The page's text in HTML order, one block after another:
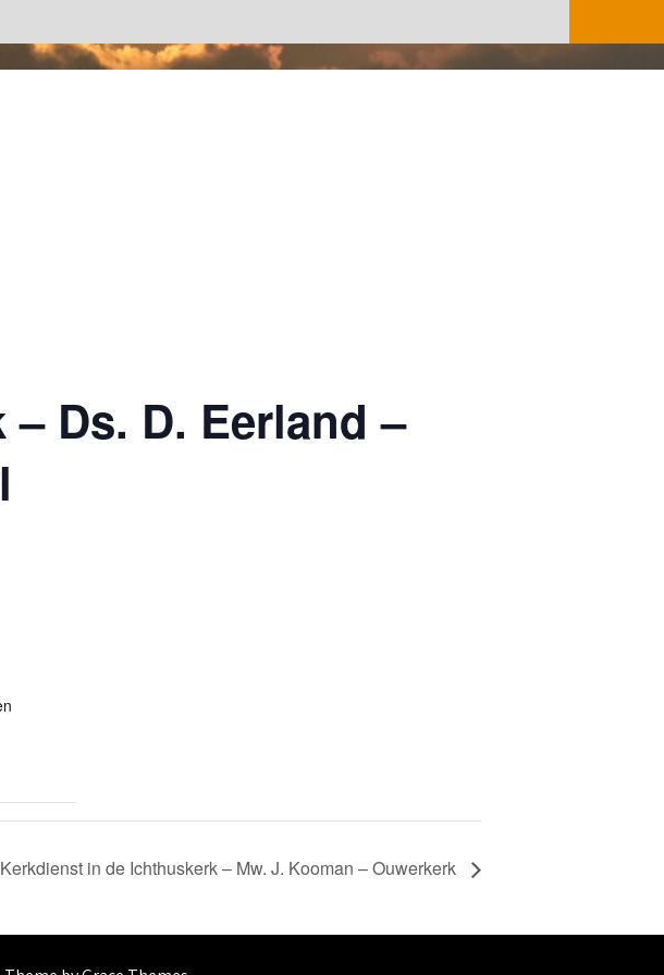
Ds. D. Eerland –
Kerkdienst in de Ichthuskerk – Mw. J. Kooman – Ouwerkerk